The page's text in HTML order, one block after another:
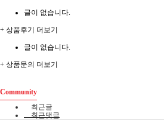
글이 없습니다.
+ 상품후기 더보기
글이 없습니다.
+ 상품문의 더보기
Community
최근글
최근댓글